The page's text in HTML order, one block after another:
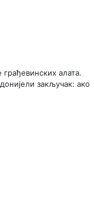
алата.
закључак: ако